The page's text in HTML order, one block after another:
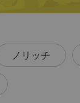
ノリッチ